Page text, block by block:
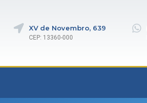
XV de Novembro, 639
CEP: 13360-000